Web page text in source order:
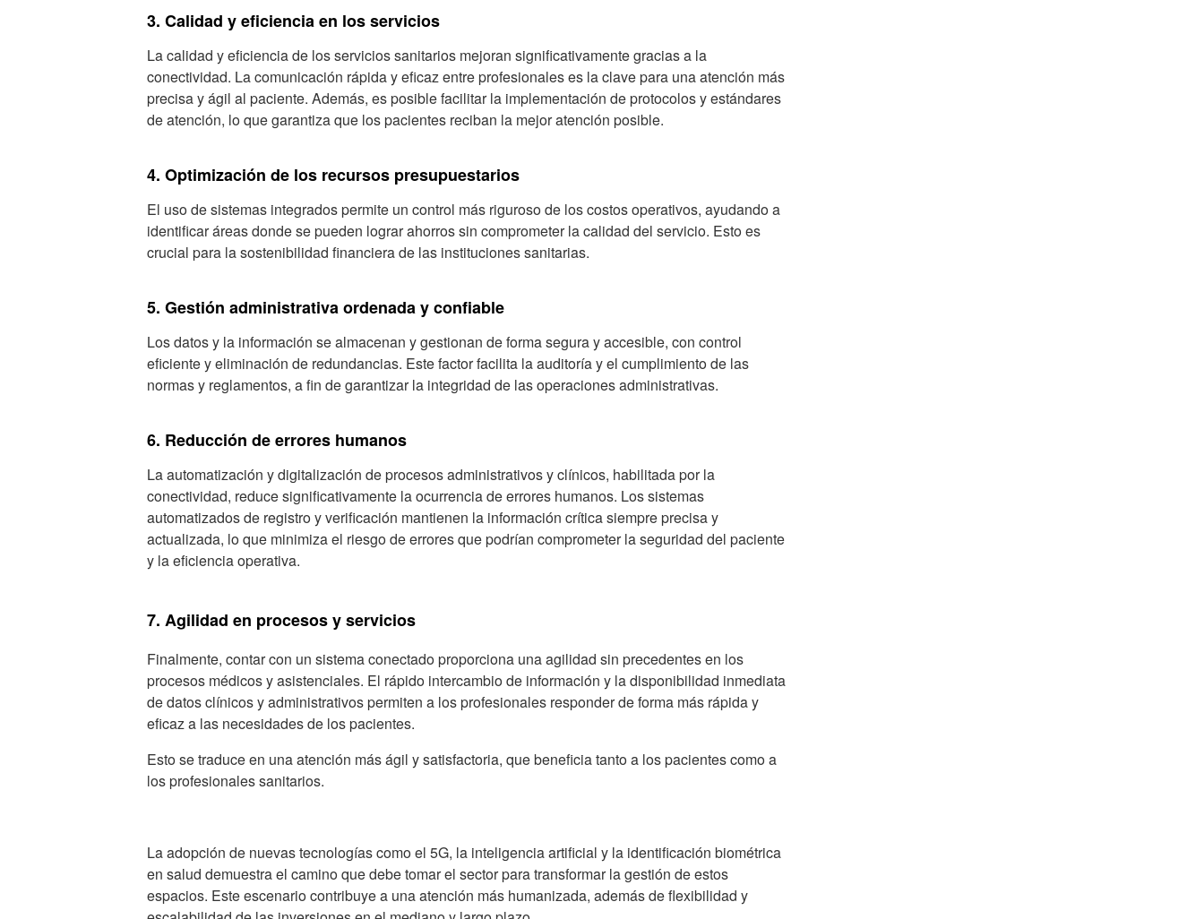
3. Calidad y eficiencia en los servicios
La calidad y eficiencia de los servicios sanitarios mejoran significativamente gracias a la
conectividad. La comunicación rápida y eficaz entre profesionales es la clave para una atención más
precisa y ágil al paciente. Además, es posible facilitar la implementación de protocolos y estándares
de atención, lo que garantiza que los pacientes reciban la mejor atención posible.
4. Optimización de los recursos presupuestarios
El uso de sistemas integrados permite un control más riguroso de los costos operativos, ayudando a
identificar áreas donde se pueden lograr ahorros sin comprometer la calidad del servicio. Esto es
crucial para la sostenibilidad financiera de las instituciones sanitarias.
5. Gestión administrativa ordenada y confiable
Los datos y la información se almacenan y gestionan de forma segura y accesible, con control
eficiente y eliminación de redundancias. Este factor facilita la auditoría y el cumplimiento de las
normas y reglamentos, a fin de garantizar la integridad de las operaciones administrativas.
6. Reducción de errores humanos
La automatización y digitalización de procesos administrativos y clínicos, habilitada por la
conectividad, reduce significativamente la ocurrencia de errores humanos. Los sistemas
automatizados de registro y verificación mantienen la información crítica siempre precisa y
actualizada, lo que minimiza el riesgo de errores que podrían comprometer la seguridad del paciente
y la eficiencia operativa.
7. Agilidad en procesos y servicios
Finalmente, contar con un sistema conectado proporciona una agilidad sin precedentes en los
procesos médicos y asistenciales. El rápido intercambio de información y la disponibilidad inmediata
de datos clínicos y administrativos permiten a los profesionales responder de forma más rápida y
eficaz a las necesidades de los pacientes.
Esto se traduce en una atención más ágil y satisfactoria, que beneficia tanto a los pacientes como a
los profesionales sanitarios.
La adopción de nuevas tecnologías como el 5G, la inteligencia artificial y la identificación biométrica
en salud demuestra el camino que debe tomar el sector para transformar la gestión de estos
espacios. Este escenario contribuye a una atención más humanizada, además de flexibilidad y